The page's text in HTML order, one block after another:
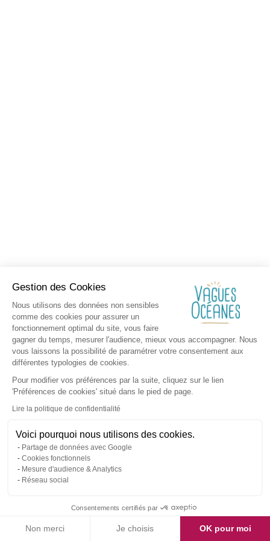
Gestion des Cookies
Nous utilisons des données non sensibles
comme des cookies pour assurer un
fonctionnement optimal du site, vous faire
gagner du temps, mesurer l'audience, mieux vous accompagner. Nous
vous laissons la possibilité de paramétrer votre consentement aux
différentes typologies de cookies.
Pour modifier vos préférences par la suite, cliquez sur le lien
'Préférences de cookies' situé dans le pied de page.
Lire la politique de confidentialité
Voici pourquoi nous utilisons des cookies.
Partage de données avec Google
Cookies fonctionnels
Mesure d'audience & Analytics
Réseau social
Consentements certifiés par
Non merci Je choisis OK pour moi